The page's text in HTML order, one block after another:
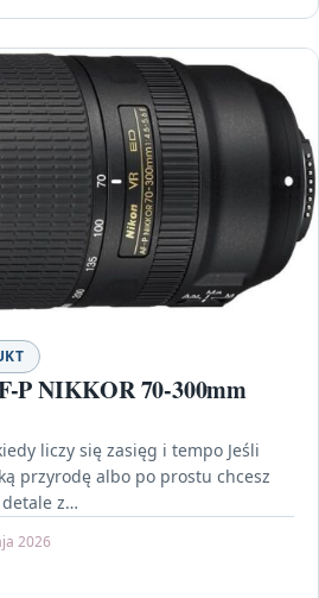
P NIKKOR 70-300mm
liczy się zasięg i tempo Jeśli
przyrodę albo po prostu chcesz
z…
2026